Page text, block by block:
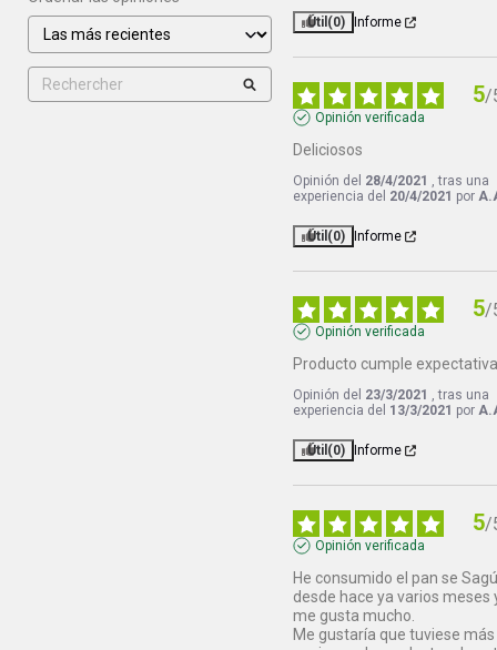
Útil (0) Informe
5/
Opinión verificada
Deliciosos
Opinión del 28/4/2021 , tras una
experiencia del 20/4/2021 por
Útil (0) Informe
5/
Opinión verificada
Producto cumple
Opinión del 23/3/2021 , tras una
experiencia del 13/3/2021 por
Útil (0) Informe
5/
Opinión verificada
He consumido el pan se
desde hace ya varios meses
me gusta mucho.
Me gustaría que tuviese más